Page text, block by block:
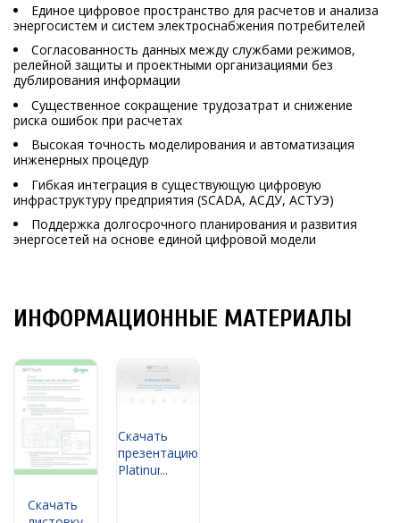
Единое цифровое пространство для расчетов и анализа
энергосистем и систем электроснабжения потребителей
Согласованность данных между службами режимов,
релейной защиты и проектными организациями без
дублирования информации
Существенное сокращение трудозатрат и снижение
риска ошибок при расчетах
Высокая точность моделирования и автоматизация
инженерных процедур
Гибкая интеграция в существующую цифровую
инфраструктуру предприятия (SCADA, АСДУ, АСТУЭ)
Поддержка долгосрочного планирования и развития
энергосетей на основе единой цифровой модели
ИНФОРМАЦИОННЫЕ МАТЕРИАЛЫ
Скачать
Скачать
презентацию
Platinum